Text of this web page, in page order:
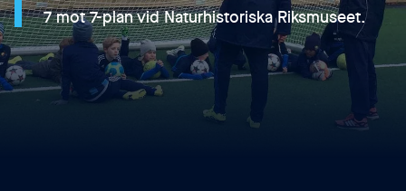
7 mot 7-plan vid Naturhistoriska Riksmuseet.